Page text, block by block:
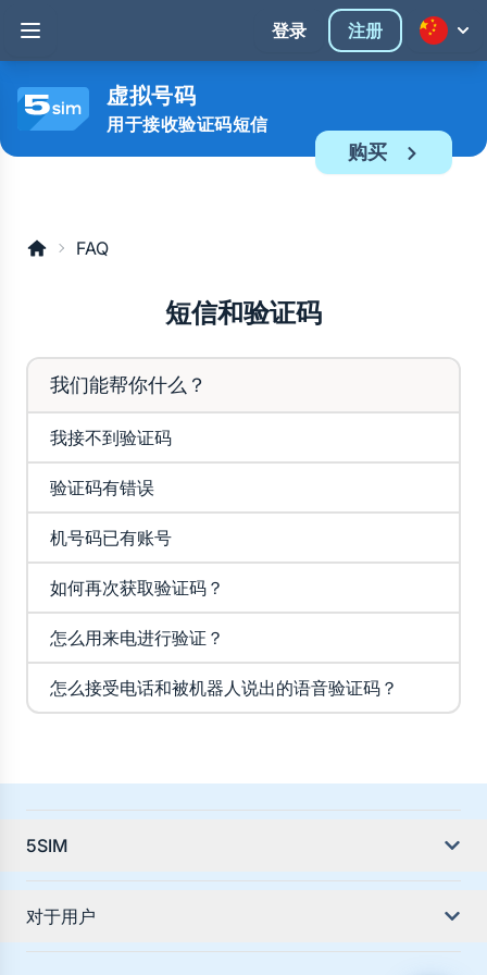
登录 注册
虚拟号码
用于接收验证码短信
购买
FAQ
短信和验证码
我们能帮你什么？
我接不到验证码
验证码有错误
机号码已有账号
如何再次获取验证码？
怎么用来电进行验证？
怎么接受电话和被机器人说出的语音验证码？
5SIM
服务教程
对于用户